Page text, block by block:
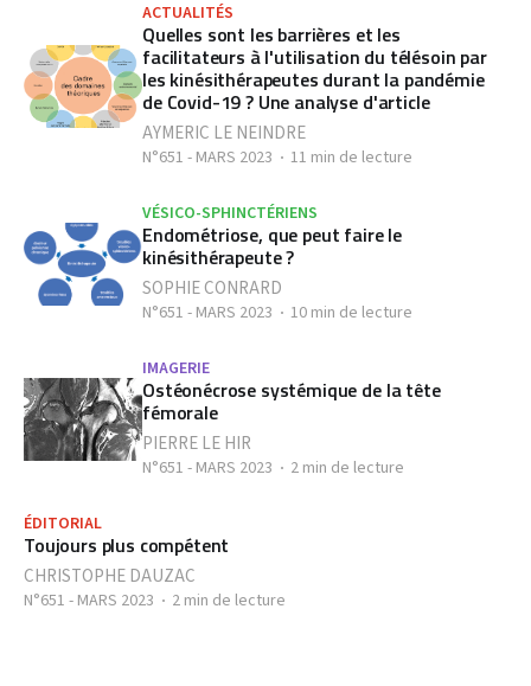
ACTUALITÉS
Quelles sont les barrières et les
facilitateurs à l'utilisation du télésoin par
les kinésithérapeutes durant la pandémie
de Covid-19 ? Une analyse d'article
AYMERIC LE NEINDRE
N°651 - MARS 2023 11 min de lecture
VÉSICO-SPHINCTÉRIENS
Endométriose, que peut faire le
kinésithérapeute ?
SOPHIE CONRARD
N°651 - MARS 2023 10 min de lecture
IMAGERIE
Ostéonécrose systémique de la tête
fémorale
PIERRE LE HIR
N°651 - MARS 2023 2 min de lecture
ÉDITORIAL
Toujours plus compétent
CHRISTOPHE DAUZAC
N°651 - MARS 2023 2 min de lecture